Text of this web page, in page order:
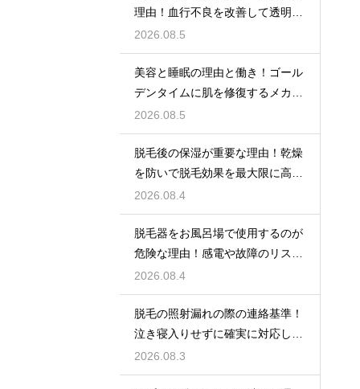
理由！血行不良を改善して透明感
アップ
2026.08.5
美容と睡眠の理由と働き！ゴール
デンタイムに肌を修復するメカニ
ズム
2026.08.5
脱毛後の保湿が重要な理由！乾燥
を防いで脱毛効果を最大限に高め
るポイント
2026.08.4
脱毛器をお風呂場で使用するのが
危険な理由！感電や故障のリスク
を避けるための安全な環境選び
2026.08.4
脱毛の照射漏れの際の連絡基準！
泣き寝入りせずに確実に対応して
もらう
2026.08.3